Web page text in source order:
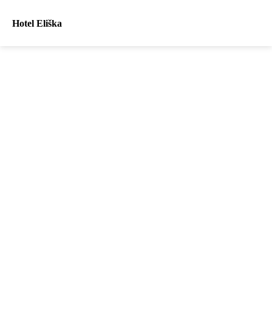
Hotel Eliška